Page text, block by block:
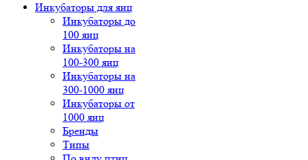
Инкубаторы для яиц
Инкубаторы до
100 яиц
Инкубаторы на
100-300 яиц
Инкубаторы на
300-1000 яиц
Инкубаторы от
1000 яиц
Бренды
Типы